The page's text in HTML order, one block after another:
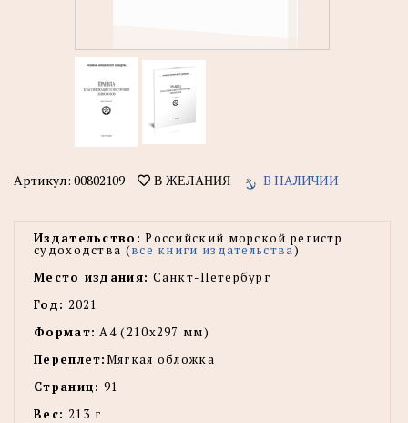
Артикул: 00802109 В ЖЕЛАНИЯ В НАЛИЧИИ
Издательство: Российский морской регистр
судоходства (все книги издательства)
Место издания: Санкт-Петербург
Год: 2021
Формат: А4 (210х297 мм)
Переплет:Мягкая обложка
Страниц: 91
Вес: 213 г